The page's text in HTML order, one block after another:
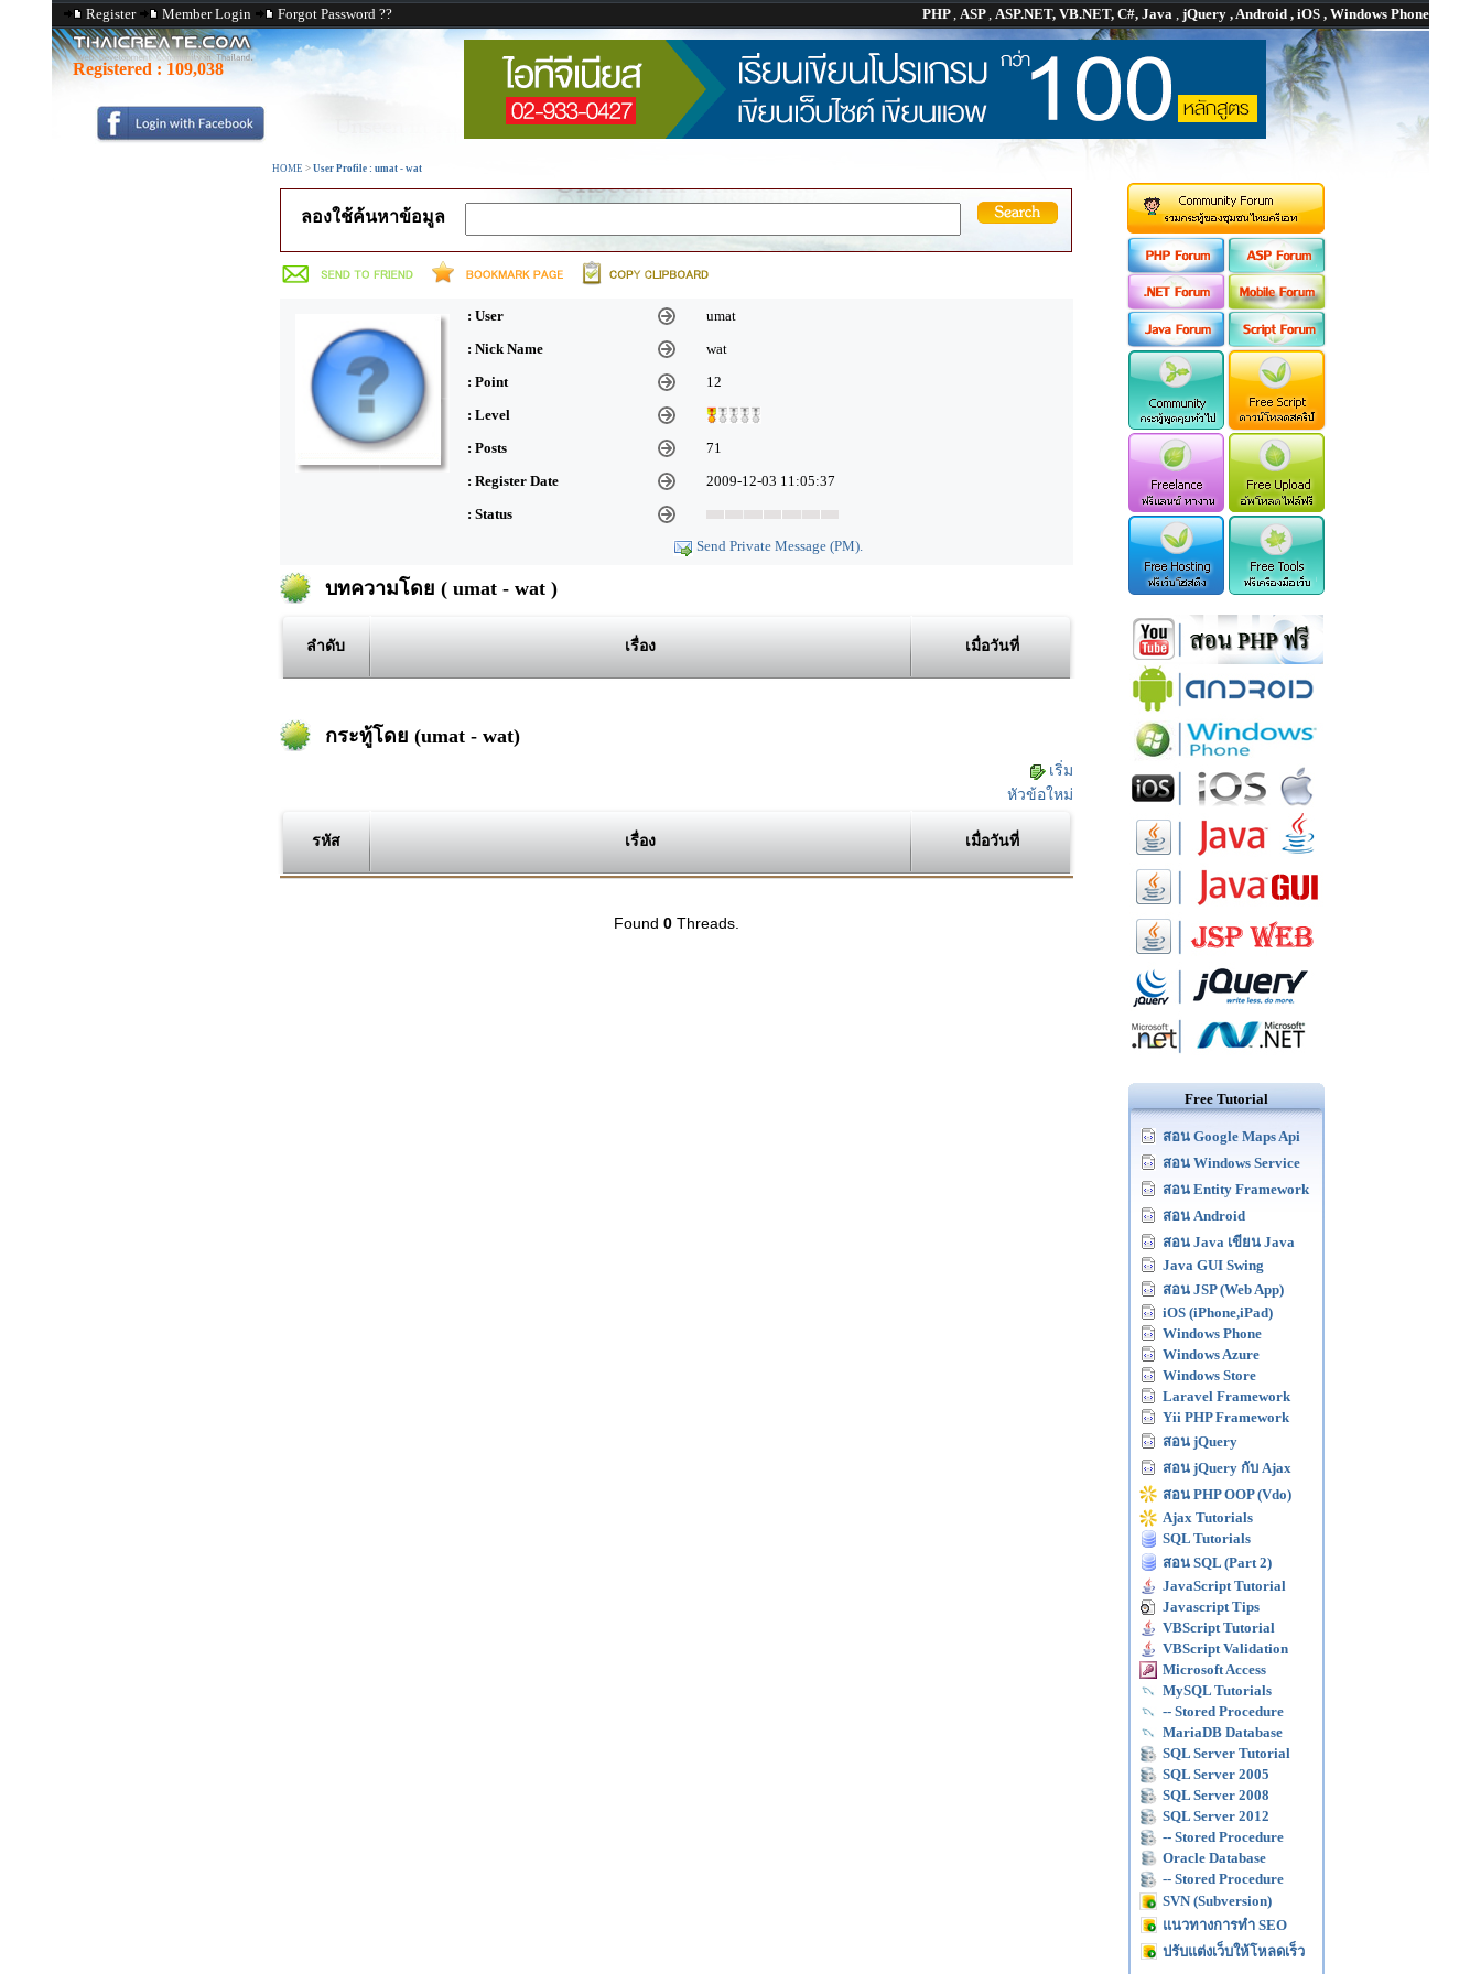
Register Member Login Forgot Password ?? PHP, ASP, ASP.NET, VB.NET, C#, Java , jQuery , Android , iOS , Windows Phone
Registered : 109,038
HOME > User Profile : umat - wat
ลองใช้ค้นหาข้อมูล
: User
umat
: Nick Name
wat
: Point
12
: Level
: Posts
71
: Register Date
2009-12-03 11:05:37
: Status
Send Private Message (PM).
บทความโดย ( umat - wat )
ลำดับ เรื่อง เมื่อวันที่
กระทู้โดย (umat - wat)
เริ่ม
หัวข้อใหม่
รหัส เรื่อง เมื่อวันที่
Found 0 Threads.
Free Tutorial
สอน Google Maps Api
สอน Windows Service
สอน Entity Framework
สอน Android
สอน Java เขียน Java
Java GUI Swing
สอน JSP (Web App)
iOS (iPhone,iPad)
Windows Phone
Windows Azure
Windows Store
Laravel Framework
Yii PHP Framework
สอน jQuery
สอน jQuery กับ Ajax
สอน PHP OOP (Vdo)
Ajax Tutorials
SQL Tutorials
สอน SQL (Part 2)
JavaScript Tutorial
Javascript Tips
VBScript Tutorial
VBScript Validation
Microsoft Access
MySQL Tutorials
-- Stored Procedure
MariaDB Database
SQL Server Tutorial
SQL Server 2005
SQL Server 2008
SQL Server 2012
-- Stored Procedure
Oracle Database
-- Stored Procedure
SVN (Subversion)
แนวทางการทำ SEO
ปรับแต่งเว็บให้โหลดเร็ว